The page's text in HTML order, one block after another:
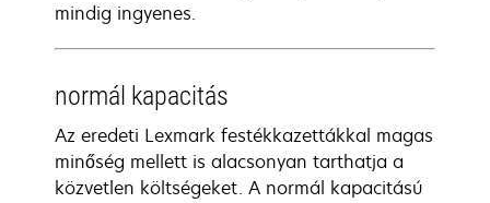
mindig ingyenes.
normál kapacitás
Az eredeti Lexmark festékkazettákkal magas
minőség mellett is alacsonyan tarthatja a
közvetlen költségeket. A normál kapacitású